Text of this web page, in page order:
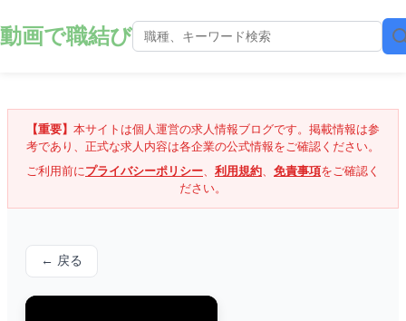
動画で職結び
【重要】 本サイトは個人運営の求人情報ブログです。掲載情報は参
考であり、正式な求人内容は各企業の公式情報をご確認ください。
ご利用前にプライバシーポリシー、 利用規約、 免責事項をご確認く
ださい。
← 戻る